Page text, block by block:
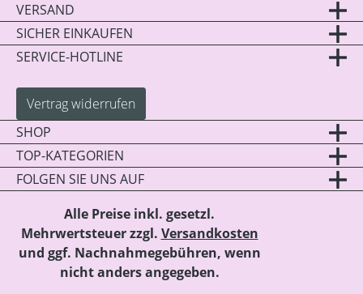
VERSAND
SICHER EINKAUFEN
SERVICE-HOTLINE
Vertrag widerrufen
SHOP
TOP-KATEGORIEN
FOLGEN SIE UNS AUF
Alle Preise inkl. gesetzl.
Mehrwertsteuer zzgl. Versandkosten
und ggf. Nachnahmegebühren, wenn
nicht anders angegeben.